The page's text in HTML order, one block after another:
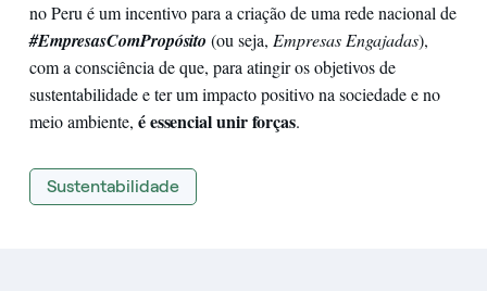
no Peru é um incentivo para a criação de uma rede nacional de
#EmpresasComPropósito (ou seja,Empresas Engajadas),
com a consciência de que, para atingir os objetivos de
sustentabilidade e ter um impacto positivo na sociedade e no
meio ambiente, é essencial unir forças.
Sustentabilidade